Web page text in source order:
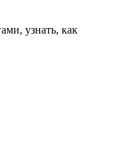
узнать, как